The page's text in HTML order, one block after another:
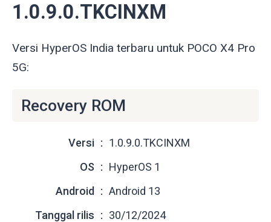
1.0.9.0.TKCINXM
Versi HyperOS India terbaru untuk POCO X4 Pro
5G:
Recovery ROM
Versi
1.0.9.0.TKCINXM
OS
HyperOS 1
Android
Android 13
Tanggal rilis
30/12/2024